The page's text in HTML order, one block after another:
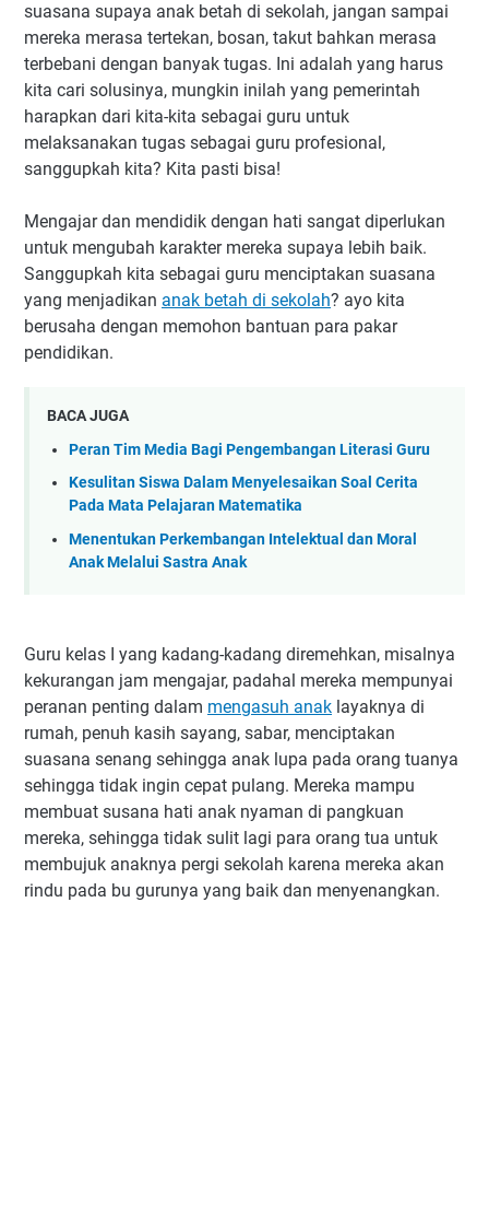
suasana supaya anak betah di sekolah, jangan sampai
mereka merasa tertekan, bosan, takut bahkan merasa
terbebani dengan banyak tugas. Ini adalah yang harus
kita cari solusinya, mungkin inilah yang pemerintah
harapkan dari kita-kita sebagai guru untuk
melaksanakan tugas sebagai guru profesional,
sanggupkah kita? Kita pasti bisa!
Mengajar dan mendidik dengan hati sangat diperlukan
untuk mengubah karakter mereka supaya lebih baik.
Sanggupkah kita sebagai guru menciptakan suasana
yang menjadikan anak betah di sekolah? ayo kita
berusaha dengan memohon bantuan para pakar
pendidikan.
BACA JUGA
Peran Tim Media Bagi Pengembangan Literasi Guru
Kesulitan Siswa Dalam Menyelesaikan Soal Cerita
Pada Mata Pelajaran Matematika
Menentukan Perkembangan Intelektual dan Moral
Anak Melalui Sastra Anak
Guru kelas I yang kadang-kadang diremehkan, misalnya
kekurangan jam mengajar, padahal mereka mempunyai
peranan penting dalam mengasuh anak layaknya di
rumah, penuh kasih sayang, sabar, menciptakan
suasana senang sehingga anak lupa pada orang tuanya
sehingga tidak ingin cepat pulang. Mereka mampu
membuat susana hati anak nyaman di pangkuan
mereka, sehingga tidak sulit lagi para orang tua untuk
membujuk anaknya pergi sekolah karena mereka akan
rindu pada bu gurunya yang baik dan menyenangkan.